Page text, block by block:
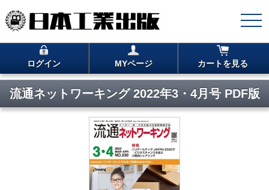
ログイン MYページ カートを見る
流通ネットワーキング 2022年3・4月号 PDF版